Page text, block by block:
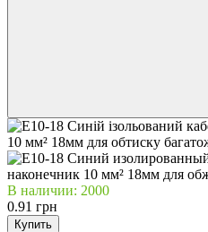
В наличии: 2000
0.91 грн
Купить